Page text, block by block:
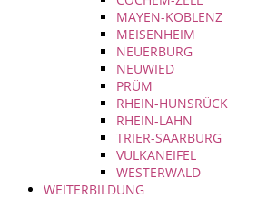
MAYEN-KOBLENZ
MEISENHEIM
NEUERBURG
NEUWIED
PRÜM
RHEIN-HUNSRÜCK
RHEIN-LAHN
TRIER-SAARBURG
VULKANEIFEL
WESTERWALD
WEITERBILDUNG